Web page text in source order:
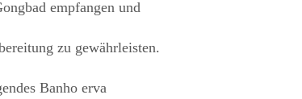
empfangen und
zu gewährleisten.
Banho erva